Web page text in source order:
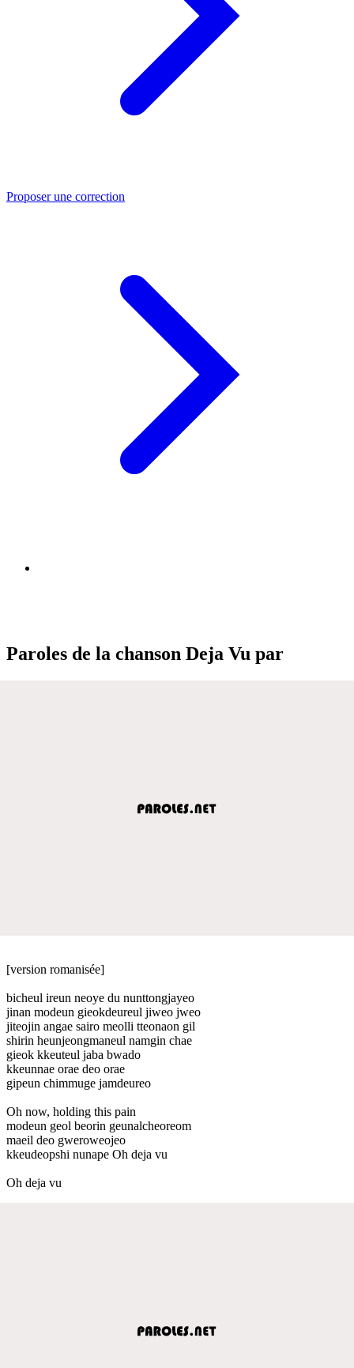
Proposer une correction
Paroles de la chanson Deja Vu par
[version romanisée]
bicheul ireun neoye du nunttongjayeo
jinan modeun gieokdeureul jiweo jweo
jiteojin angae sairo meolli tteonaon gil
shirin heunjeongmaneul namgin chae
gieok kkeuteul jaba bwado
kkeunnae orae deo orae
gipeun chimmuge jamdeureo
Oh now, holding this pain
modeun geol beorin geunalcheoreom
maeil deo gweroweojeo
kkeudeopshi nunape Oh deja vu
Oh deja vu